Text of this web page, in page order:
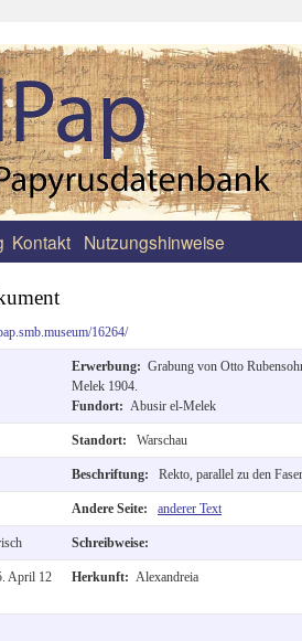
Kontakt Nutzungshinweise
16264/
Erwerbung: Grabung von Otto
Melek 1904.
Fundort: Abusir el-Melek
Standort: Warschau
Beschriftung: Rekto, parallel zu den
Andere Seite: anderer Text
Schreibweise:
April 12
Herkunft: Alexandreia